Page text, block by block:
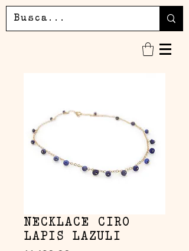
NECKLACE CIRO
LAPIS LAZULI